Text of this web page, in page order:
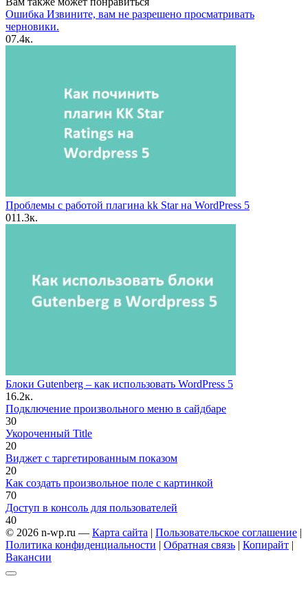
Ошибка Извините, вам не разрешено просматривать
черновики.
07.4к.
Проблемы с работой плагина kk Star на WordPress 5
011.3к.
Блоки Gutenberg – как использовать WordPress 5
16.2к.
Подключение произвольного меню в сайдбаре
30
Укороченный Title
20
Виджет с таргетированным показом
20
Как создать произвольное поле с картинкой
70
Доступ в консоль для пользователей
40
© 2026 n-wp.ru — Карта сайта | Пользовательское соглашение |
Политика конфиденциальности | Обратная связь | Копирайт |
Вакансии